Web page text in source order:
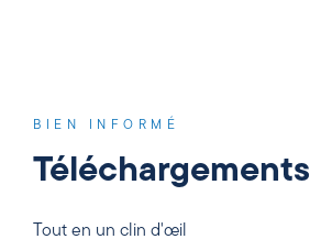
BIEN INFORMÉ
Téléchargements
Tout en un clin d'œil